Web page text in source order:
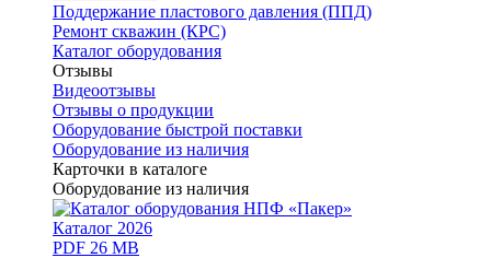
Поддержание пластового давления (ППД)
Ремонт скважин (КРС)
Каталог оборудования
Отзывы
Видеоотзывы
Отзывы о продукции
Оборудование быстрой поставки
Оборудование из наличия
Карточки в каталоге
Оборудование из наличия
Каталог 2026
PDF 26 MB